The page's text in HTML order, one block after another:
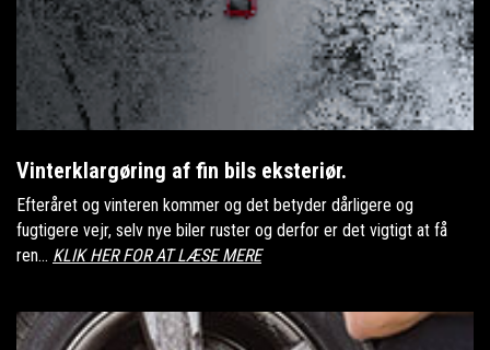
Vinterklargøring af fin bils eksteriør.
Efteråret og vinteren kommer og det betyder dårligere og
fugtigere vejr, selv nye biler ruster og derfor er det vigtigt at få
ren... KLIK HER FOR AT LÆSE MERE